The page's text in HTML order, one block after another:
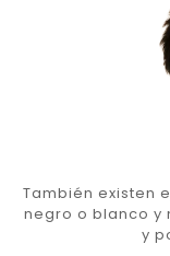
También existen
negro o blanco y
y